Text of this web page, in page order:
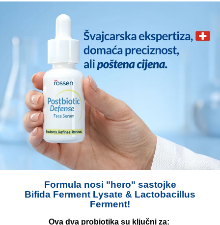
Formula nosi "hero" sastojke
Bifida Ferment Lysate & Lactobacillus
Ferment!
Ova dva probiotika su ključni za: